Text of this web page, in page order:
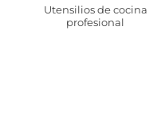
Utensilios de cocina
profesional